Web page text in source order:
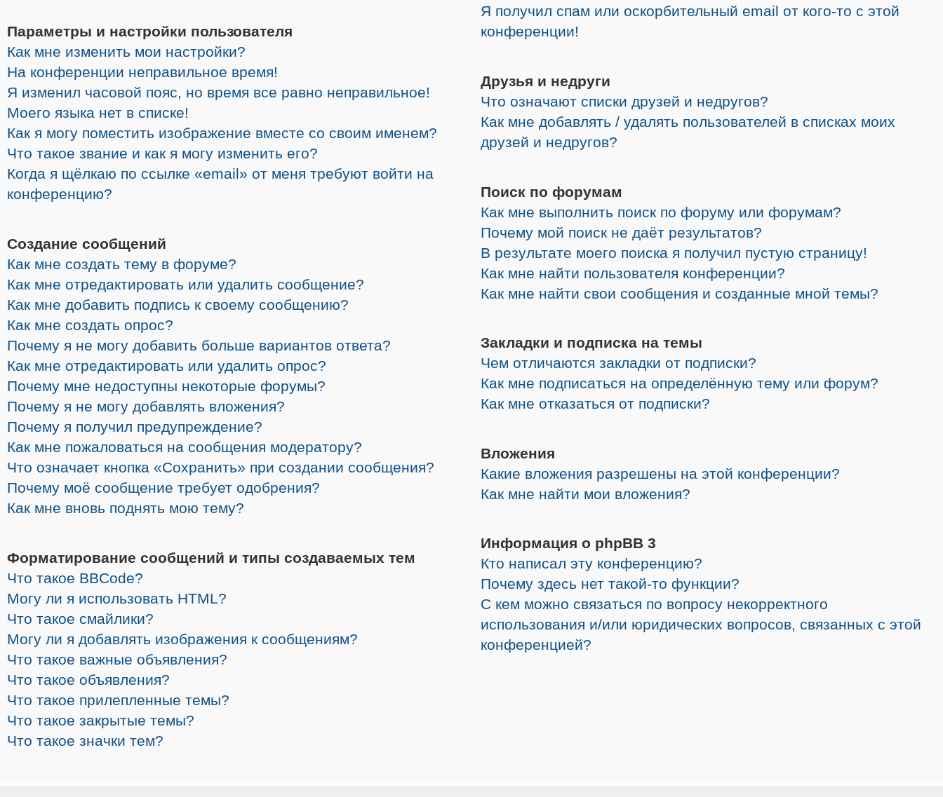
Параметры и настройки пользователя
Как мне изменить мои настройки?
На конференции неправильное время!
Я изменил часовой пояс, но время все равно неправильное!
Моего языка нет в списке!
Как я могу поместить изображение вместе со своим именем?
Что такое звание и как я могу изменить его?
Когда я щёлкаю по ссылке «email» от меня требуют войти на
конференцию?
Создание сообщений
Как мне создать тему в форуме?
Как мне отредактировать или удалить сообщение?
Как мне добавить подпись к своему сообщению?
Как мне создать опрос?
Почему я не могу добавить больше вариантов ответа?
Как мне отредактировать или удалить опрос?
Почему мне недоступны некоторые форумы?
Почему я не могу добавлять вложения?
Почему я получил предупреждение?
Как мне пожаловаться на сообщения модератору?
Что означает кнопка «Сохранить» при создании сообщения?
Почему моё сообщение требует одобрения?
Как мне вновь поднять мою тему?
Форматирование сообщений и типы создаваемых тем
Что такое BBCode?
Могу ли я использовать HTML?
Что такое смайлики?
Могу ли я добавлять изображения к сообщениям?
Что такое важные объявления?
Что такое объявления?
Что такое прилепленные темы?
Что такое закрытые темы?
Что такое значки тем?
Я получил спам или оскорбительный email от кого-то с этой
конференции!
Друзья и недруги
Что означают списки друзей и недругов?
Как мне добавлять / удалять пользователей в списках моих
друзей и недругов?
Поиск по форумам
Как мне выполнить поиск по форуму или форумам?
Почему мой поиск не даёт результатов?
В результате моего поиска я получил пустую страницу!
Как мне найти пользователя конференции?
Как мне найти свои сообщения и созданные мной темы?
Закладки и подписка на темы
Чем отличаются закладки от подписки?
Как мне подписаться на определённую тему или форум?
Как мне отказаться от подписки?
Вложения
Какие вложения разрешены на этой конференции?
Как мне найти мои вложения?
Информация о phpBB 3
Кто написал эту конференцию?
Почему здесь нет такой-то функции?
С кем можно связаться по вопросу некорректного
использования и/или юридических вопросов, связанных с этой
конференцией?